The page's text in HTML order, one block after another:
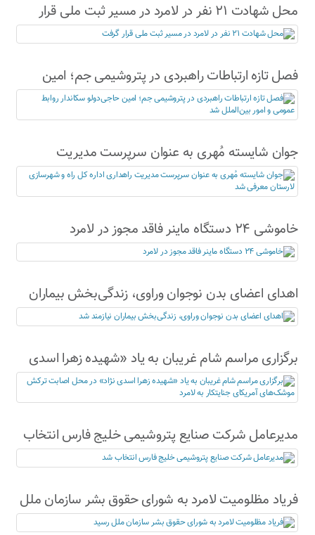
محل شهادت ۲۱ نفر در لامرد در مسیر ثبت ملی قرار
گرفت
فصل تازه ارتباطات راهبردی در پتروشیمی جم؛ امین
حاجی‌دولو سکاندار روابط عمومی و امور بین‌الملل شد
جوان شایسته مُهری به عنوان سرپرست مدیریت
راهداری اداره کل راه و شهرسازی لارستان معرفی شد
خاموشی ۲۴ دستگاه ماینر فاقد مجوز در لامرد
اهدای اعضای بدن نوجوان وراوی، زندگی‌بخش بیماران
نیازمند شد
برگزاری مراسم شام غریبان به یاد «شهیده زهرا اسدی
نژاد» در محل اصابت ترکش موشک‌های آمریکای
جنایتکار به لامرد
مدیرعامل شرکت صنایع پتروشیمی خلیج فارس انتخاب
شد
فریاد مظلومیت لامرد به شورای حقوق بشر سازمان ملل
رسید